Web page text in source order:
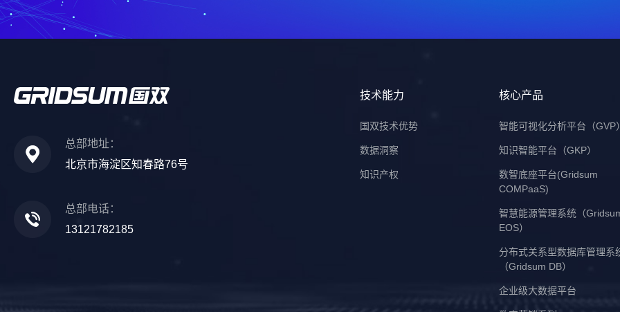
总部地址：
北京市海淀区知春路76号
总部电话：
13121782185
技术能力
国双技术优势
数据洞察
知识产权
核心产品
智能可视化分析平台（GVP
知识智能平台（GKP）
数智底座平台(Gridsum
COMPaaS)
智慧能源管理系统（
EOS）
分布式关系型数据库管理系
（Gridsum DB）
企业级大数据平台